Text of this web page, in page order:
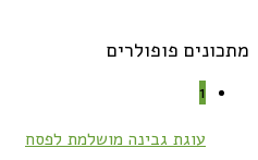
מתכונים פופולרים
1
עוגת גבינה מושלמת לפסח